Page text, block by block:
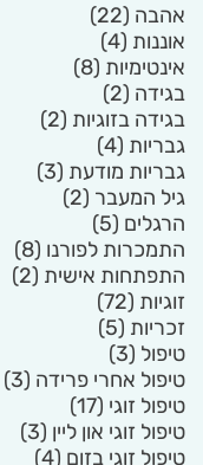
אהבה (22)
אוננות (4)
אינטימיות (8)
בגידה (2)
בגידה בזוגיות (2)
גבריות (4)
גבריות מודעת (3)
גיל המעבר (2)
הרגלים (5)
התמכרות לפורנו (8)
התפתחות אישית (2)
זוגיות (72)
זכריות (5)
טיפול (3)
טיפול אחרי פרידה (3)
טיפול זוגי (17)
טיפול זוגי און ליין (3)
טיפול זוגי בזום (4)